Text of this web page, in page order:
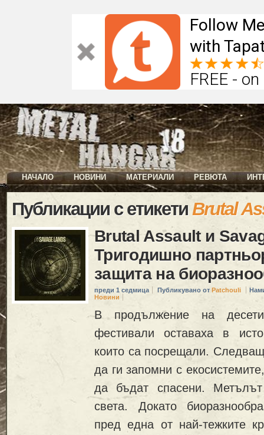
Follow
with
FREE -
НАЧАЛО НОВИНИ МАТЕРИАЛИ РЕВЮТА
Публикации с етикетиBrutal
Brutal Assault и
Тригодишно
защита на
преди 1 седмица Публикувано от Patchouli
Новини
В продължение на
фестивали оставаха в
които са посрещали.
да ги запомни с
да бъдат спасени.
света. Докато
пред една от най-тежките